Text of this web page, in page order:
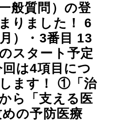
般質問）の登
りました！ 6
）・3番目 13
スタート予定
は4項目につ
ます！ ①「治
ら「支える医
の予防医療